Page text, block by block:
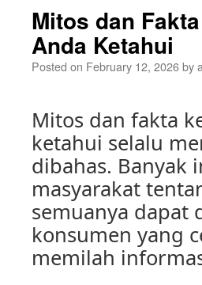
Mitos dan
Anda Ketahui
Posted on February 12, 2026by
Mitos dan fakta
ketahui selalu
dibahas. Banyak
masyarakat
semuanya dapat
konsumen yang
memilah